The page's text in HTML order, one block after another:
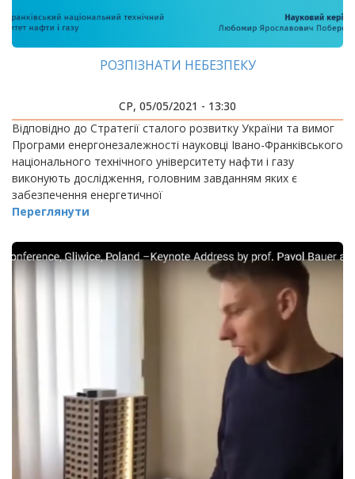
РОЗПІЗНАТИ НЕБЕЗПЕКУ
СР, 05/05/2021 - 13:30
Відповідно до Стратегії сталого розвитку України та вимог
Програми енергонезалежності науковці Івано-Франківського
національного технічного університету нафти і газу
виконують дослідження, головним завданням яких є
забезпечення енергетичної
Переглянути